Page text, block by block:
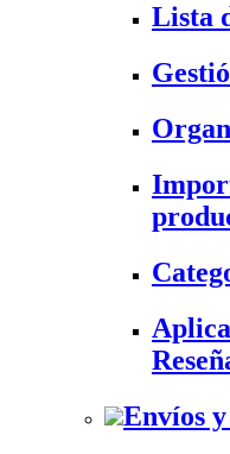
Lista
Envíos